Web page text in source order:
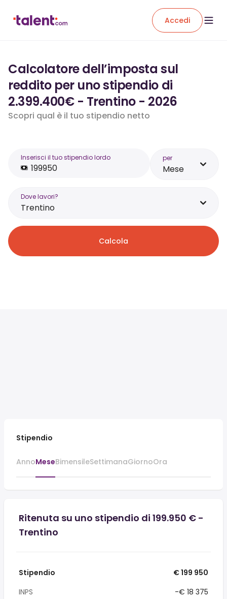
Accedi
Calcolatore dell’imposta sul
reddito per uno stipendio di
2.399.400€ - Trentino - 2026
Scopri qual è il tuo stipendio netto
Inserisci il tuo stipendio lordo per
Mese
Dove lavori?
Trentino
Calcola
Stipendio
AnnoMeseBimensileSettimanaGiornoOra
Ritenuta su uno stipendio di 199.950 € -
Trentino
Stipendio
€ 199 950
INPS
-€ 18 375